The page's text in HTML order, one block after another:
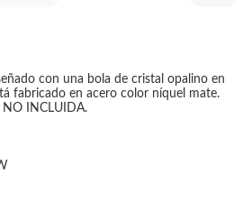
con una bola de cristal opalino en
fabricado en acero color níquel mate.
INCLUIDA.